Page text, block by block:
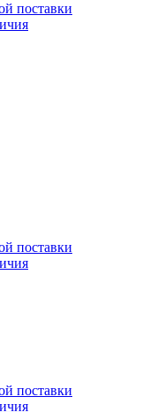
поставки
поставки
поставки